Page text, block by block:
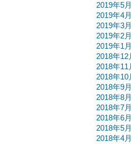
2019年5月
2019年4月
2019年3月
2019年2月
2019年1月
2018年12
2018年11
2018年10
2018年9月
2018年8月
2018年7月
2018年6月
2018年5月
2018年4月